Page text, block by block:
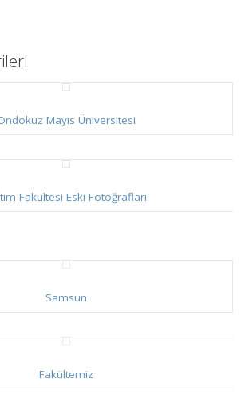
Mayıs Üniversitesi
Fakültesi Eski Fotoğrafları
Samsun
Fakültemiz